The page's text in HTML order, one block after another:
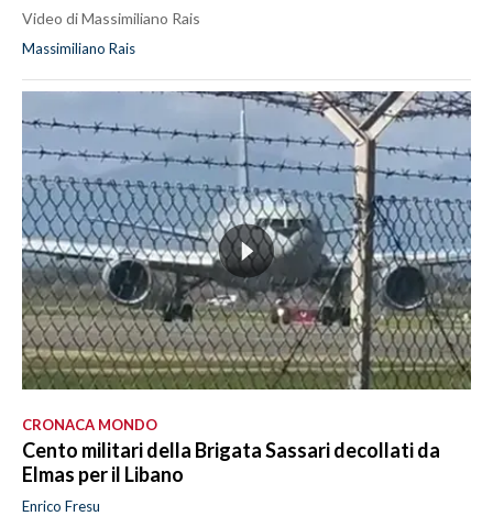
Video di Massimiliano Rais
Massimiliano Rais
CRONACA MONDO
Cento militari della Brigata Sassari decollati da
Elmas per il Libano
Enrico Fresu